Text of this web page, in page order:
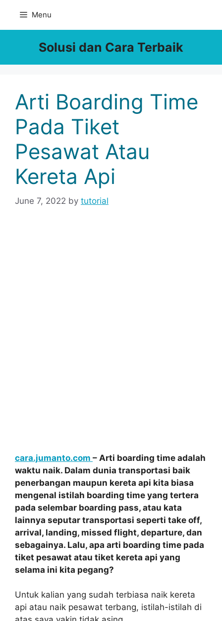
content
Menu
Solusi dan Cara Terbaik
Arti Boarding Time
Pada Tiket
Pesawat Atau
Kereta Api
June 7, 2022 by tutorial
cara.jumanto.com – Arti boarding time adalah
waktu naik. Dalam dunia transportasi baik
penerbangan maupun kereta api kita biasa
mengenal istilah boarding time yang tertera
pada selembar boarding pass, atau kata
lainnya seputar transportasi seperti take off,
arrival, landing, missed flight, departure, dan
sebagainya. Lalu, apa arti boarding time pada
tiket pesawat atau tiket kereta api yang
selama ini kita pegang?
Untuk kalian yang sudah terbiasa naik kereta
api atau naik pesawat terbang, istilah-istilah di